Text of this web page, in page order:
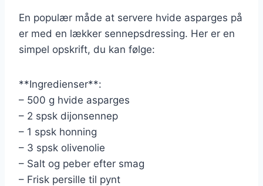
En populær måde at servere hvide asparges på
er med en lækker sennepsdressing. Her er en
simpel opskrift, du kan følge:
**Ingredienser**:
– 500 g hvide asparges
– 2 spsk dijonsennep
– 1 spsk honning
– 3 spsk olivenolie
– Salt og peber efter smag
– Frisk persille til pynt